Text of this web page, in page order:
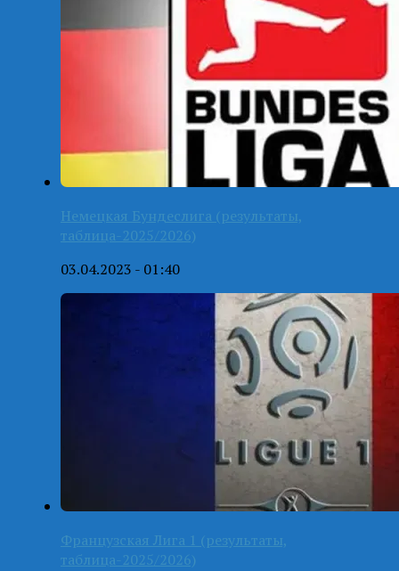
Немецкая Бундеслига (результаты,
таблица-2025/2026)
03.04.2023 - 01:40
Французская Лига 1 (результаты,
таблица-2025/2026)